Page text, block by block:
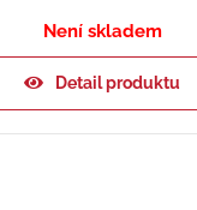
Není skladem
Detail produktu